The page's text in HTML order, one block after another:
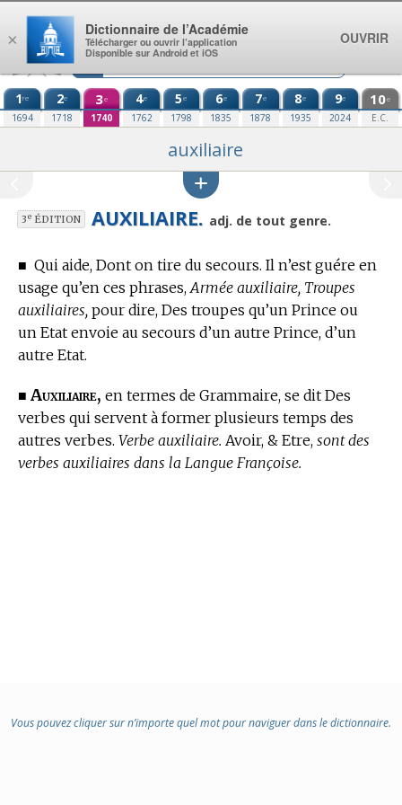
Aller au contenu
1re
1694
2e
1718
3e
1740
4e
1762
5e
1798
6e
1835
7e
1878
8e
1935
9e
2024
10e
E.C.
auxiliaire
3eÉDITION AUXILIAIRE. adj. de tout genre.
■ Qui aide, Dont on tire du secours. Il n’est guére en
usage qu’en ces phrases,Armée auxiliaire, Troupes
auxiliaires, pour dire, Des troupes qu’un Prince ou
un Etat envoie au secours d’un autre Prince, d’un
autre Etat.
■ Auxiliaire, en termes de Grammaire, se dit Des
verbes qui servent à former plusieurs temps des
autres verbes. Verbe auxiliaire. Avoir, & Etre, sont des
verbes auxiliaires dans la Langue Françoise.
Vous pouvez cliquer sur n’importe quel mot pour naviguer dans le dictionnaire.
×
Dictionnaire de l’Académie
Télécharger ou ouvrir l’application
Disponible sur Android et iOS
OUVRIR